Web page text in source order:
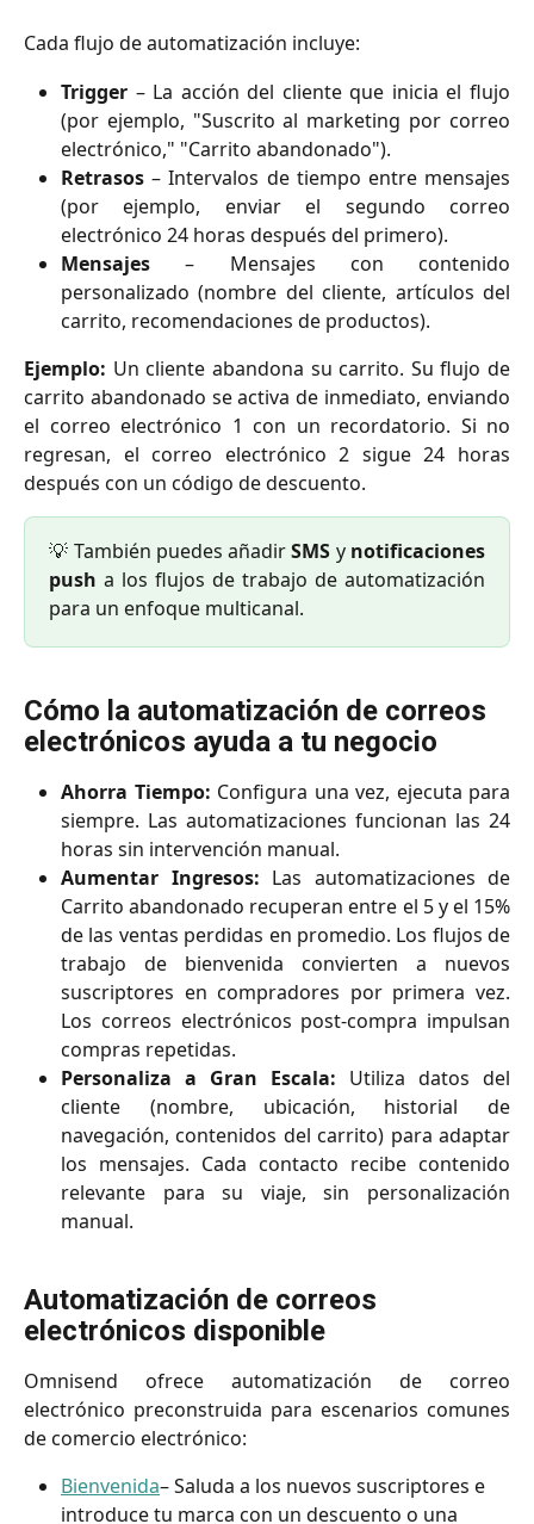
Cada flujo de automatización incluye:
Trigger – La acción del cliente que inicia el flujo
(por ejemplo, "Suscrito al marketing por correo
electrónico," "Carrito abandonado").
Retrasos – Intervalos de tiempo entre mensajes
(por ejemplo, enviar el segundo correo
electrónico 24 horas después del primero).
Mensajes – Mensajes con contenido
personalizado (nombre del cliente, artículos del
carrito, recomendaciones de productos).
Ejemplo: Un cliente abandona su carrito. Su flujo de
carrito abandonado se activa de inmediato, enviando
el correo electrónico 1 con un recordatorio. Si no
regresan, el correo electrónico 2 sigue 24 horas
después con un código de descuento.
💡 También puedes añadirSMS y notificaciones
push a los flujos de trabajo de automatización
para un enfoque multicanal.
Cómo la automatización de correos
electrónicos ayuda a tu negocio
Ahorra Tiempo: Configura una vez, ejecuta para
siempre. Las automatizaciones funcionan las 24
horas sin intervención manual.
Aumentar Ingresos: Las automatizaciones de
Carrito abandonado recuperan entre el 5 y el 15%
de las ventas perdidas en promedio. Los flujos de
trabajo de bienvenida convierten a nuevos
suscriptores en compradores por primera vez.
Los correos electrónicos post-compra impulsan
compras repetidas.
Personaliza a Gran Escala: Utiliza datos del
cliente (nombre, ubicación, historial de
navegación, contenidos del carrito) para adaptar
los mensajes. Cada contacto recibe contenido
relevante para su viaje, sin personalización
manual.
Automatización de correos
electrónicos disponible
Omnisend ofrece automatización de correo
electrónico preconstruida para escenarios comunes
de comercio electrónico:
Bienvenida– Saluda a los nuevos suscriptores e
introduce tu marca con un descuento o una